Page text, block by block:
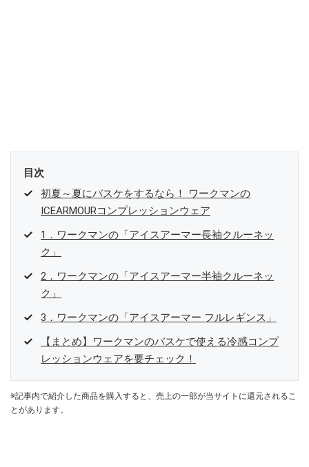
目次
初夏～夏にバスケをするなら！ ワークマンの
ICEARMOURコンプレッションウェア
1．ワークマンの「アイスアーマー長袖クルーネッ
ク」
2．ワークマンの「アイスアーマー半袖クルーネッ
ク」
3．ワークマンの「アイスアーマー フルレギンス」
【まとめ】ワークマンのバスケで使える冷感コンプ
レッションウェアを要チェック！
※記事内で紹介した商品を購入すると、売上の一部が当サイトに還元されるこ
とがあります。